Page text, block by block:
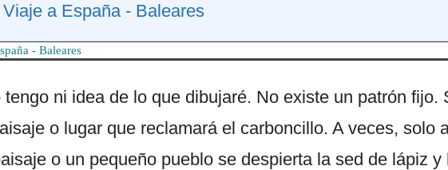
Viaje a España - Baleares
- Baleares
ni idea de lo que dibujaré. No existe un patrón fijo.
o lugar que reclamará el carboncillo. A veces, solo
o un pequeño pueblo se despierta la sed de lápiz